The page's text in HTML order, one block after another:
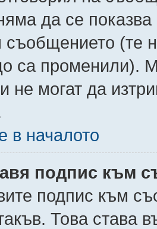
да се
(те
са променили).
не могат да
в началото
подпис към
подпис към
Това